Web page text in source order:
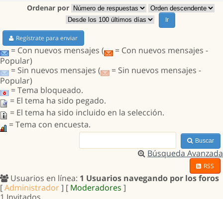
Ordenar por
Ir
Regístrate para enviar
= Con nuevos mensajes (
= Con nuevos mensajes -
Popular)
= Sin nuevos mensajes (
= Sin nuevos mensajes -
Popular)
= Tema bloqueado.
= El tema ha sido pegado.
= El tema ha sido incluido en la selección.
= Tema con encuesta.
Buscar
Búsqueda Avanzada
RSS
Usuarios en línea: 1 Usuarios navegando por los foros
[Administrador] [ Moderadores ]